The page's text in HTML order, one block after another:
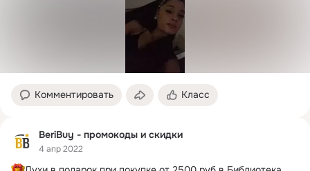
Комментировать Класс
BeriBuy - промокоды и скидки
4 апр 2022